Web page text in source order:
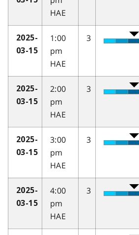
HAE
2025-
03-15
1:00
pm
HAE
3
2025-
03-15
2:00
pm
HAE
3
2025-
03-15
3:00
pm
HAE
3
2025-
03-15
4:00
pm
HAE
3